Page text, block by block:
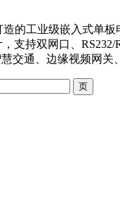
的工业级嵌入式单
支持双网口、
交通、边缘视频网关